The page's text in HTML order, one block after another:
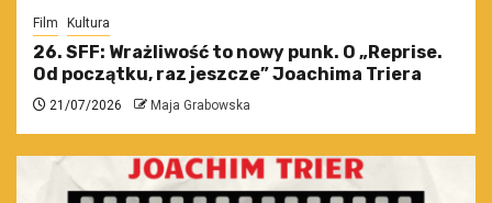
Film Kultura
26. SFF: Wrażliwość to nowy punk. O „Reprise.
Od początku, raz jeszcze” Joachima Triera
21/07/2026 Maja Grabowska